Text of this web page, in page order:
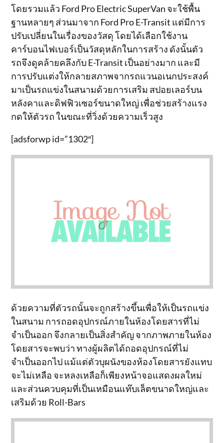
โดยรวมแล้ว Ford Pro Electric SuperVan จะใช้พื้น
ฐานหลายๆ ส่วนมาจาก Ford Pro E-Transit แต่มีการ
ปรับเปลี่ยนในเรื่องของวัสดุ โดยได้เลือกใช้งาน
คาร์บอนไฟเบอร์เป็นวัสดุหลักในการสร้าง ดังนั้นตัว
รถจึงดูคล้ายคลึงกับ E-Transit เป็นอย่างมาก และมี
การปรับแต่งให้กลายสภาพจากรถแวนอเนกประสงค์
มาเป็นรถแข่งในสนามด้วยการเสริม สปอยเลอร์บน
หลังคาและดิฟฟิวเซอร์ขนาดใหญ่ เพื่อช่วยสร้างแรง
กดให้ตัวรถ ในขณะที่วิ่งด้วยความเร็วสูง
[adsforwp id=”1302″]
ด้วยความที่ตัวรถนั้นจะถูกสร้างขึ้นเพื่อให้เป็นรถแข่ง
ในสนาม การถอดอุปกรณ์ภายในห้องโดยสารที่ไม่
จำเป็นออก จึงกลายเป็นสิ่งสำคัญ จากภาพภายในห้อง
โดยสารจะพบว่า ทางผู้ผลิตได้ถอดอุปกรณ์ที่ไม่
จำเป็นออกไป แม้แต่ตัวบุผนังของห้องโดยสารยังแทบ
จะไม่เหลือ จะหลงเหลือก็เพียงหน้าจอแสดงผลใหม่
และส่วนควบคุมที่เป็นเหมือนแท๊บเล็ตขนาดใหญ่และ
เสริมด้วย Roll-Bars